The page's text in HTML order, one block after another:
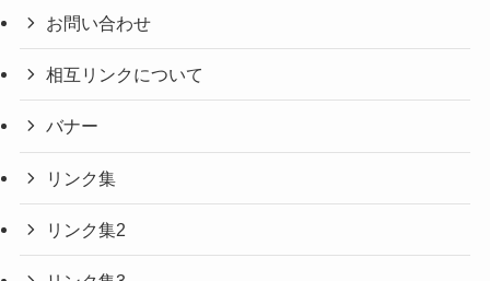
お問い合わせ
相互リンクについて
バナー
リンク集
リンク集2